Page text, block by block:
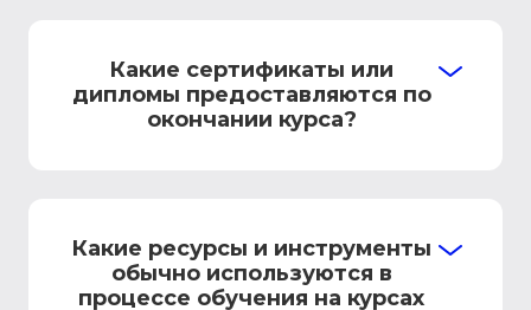
Какие сертификаты или
дипломы предоставляются по
окончании курса?
Какие ресурсы и инструменты
обычно используются в
процессе обучения на курсах